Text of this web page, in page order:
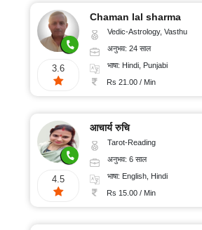
3.6
Chaman lal sharma
Vedic-Astrology, Vasthu
अनुभव: 24 साल
भाषा: Hindi, Punjabi
Rs 21.00 / Min
4.5
आचार्य रुचि
Tarot-Reading
अनुभव: 6 साल
भाषा: English, Hindi
Rs 15.00 / Min